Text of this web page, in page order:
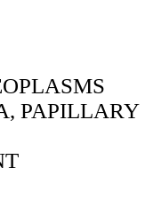
PAPILLARY